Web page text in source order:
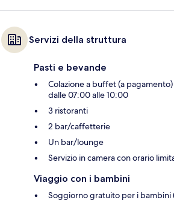
Servizi della struttura
Pasti e bevande
Colazione a buffet (a
dalle 07:00 alle 10:00
3 ristoranti
2 bar/caffetterie
Un bar/lounge
Servizio in camera con orario
Viaggio con i bambini
Soggiorno gratuito per i bambini